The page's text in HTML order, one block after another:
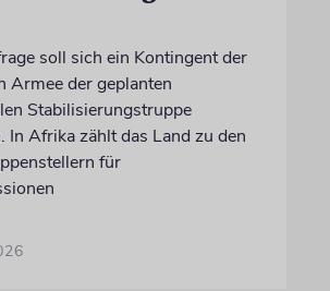
soll sich ein Kontingent der
Armee der geplanten
Stabilisierungstruppe
In Afrika zählt das Land zu den
für